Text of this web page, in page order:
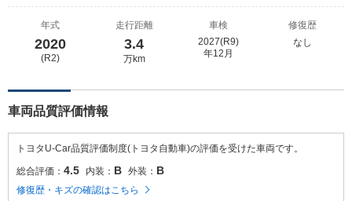
年式
2020
(R2)
走行距離
3.4
万km
車検
2027(R9)
年12月
修復歴
なし
車両品質評価情報
トヨタU-Car品質評価制度(トヨタ自動車)の評価を受けた車両です。
総合評価： 4.5 内装： B 外装： B
修復歴・キズの確認はこちら